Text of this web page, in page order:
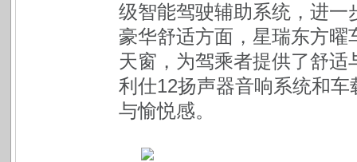
级智能驾驶辅助系统，进
豪华舒适方面，星瑞东方
天窗，为驾乘者提供了舒
利仕12扬声器音响系统和
与愉悦感。